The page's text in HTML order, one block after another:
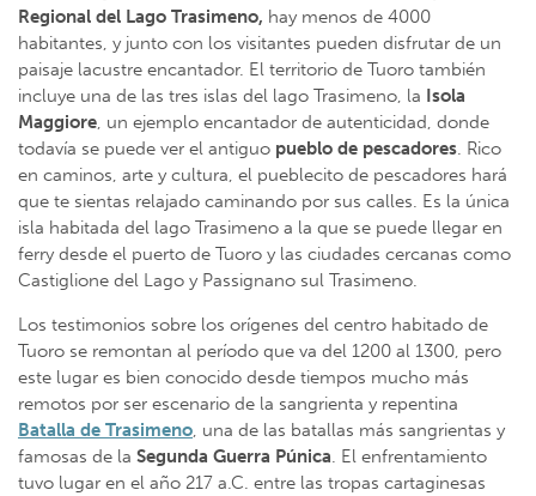
Regional del Lago Trasimeno, hay menos de 4000
habitantes, y junto con los visitantes pueden disfrutar de un
paisaje lacustre encantador. El territorio de Tuoro también
incluye una de las tres islas del lago Trasimeno, la Isola
Maggiore, un ejemplo encantador de autenticidad, donde
todavía se puede ver el antiguo pueblo de pescadores. Rico
en caminos, arte y cultura, el pueblecito de pescadores hará
que te sientas relajado caminando por sus calles. Es la única
isla habitada del lago Trasimeno a la que se puede llegar en
ferry desde el puerto de Tuoro y las ciudades cercanas como
Castiglione del Lago y Passignano sul Trasimeno.
Los testimonios sobre los orígenes del centro habitado de
Tuoro se remontan al período que va del 1200 al 1300, pero
este lugar es bien conocido desde tiempos mucho más
remotos por ser escenario de la sangrienta y repentina
Batalla de Trasimeno, una de las batallas más sangrientas y
famosas de la Segunda Guerra Púnica. El enfrentamiento
tuvo lugar en el año 217 a.C. entre las tropas cartaginesas